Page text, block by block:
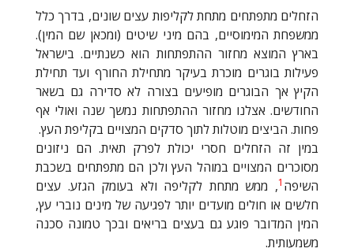
הזחלים מתפתחים מתחת לקליפות עצים שונים, בדרך כלל
ממשפחת המימוסיים, בהם מיני שיטים (ומכאן שם המין).
בארץ המוצא מחזור ההתפתחות הוא כשנתיים. בישראל
פעילות בוגרים מוכרת בעיקר מתחילת החורף ועד תחילת
הקיץ אך הבוגרים מופיעים בצורה לא סדירה גם בשאר
החודשים. אצלנו מחזור ההתפתחות נמשך שנה ואולי אף
פחות. הביצים מוטלות לתוך סדקים המצויים בקליפת העץ.
במין זה הזחלים חסרי יכולת לפרק תאית. הם ניזונים
מסוכרים המצויים במוהל העץ ולכן הם מתפתחים בשכבת
השיפה 1, ממש מתחת לקליפה ולא בעומק הגזע. עצים
חלשים או חולים מועדים יותר לפגיעה של מינים נוברי עץ,
המין המדובר פוגע גם בעצים בריאים ובכך טמונה סכנה
משמעותית.